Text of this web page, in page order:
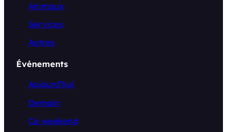
Animaux
Services
Autres
Événements
Aujourd’hui
Demain
Ce weekend